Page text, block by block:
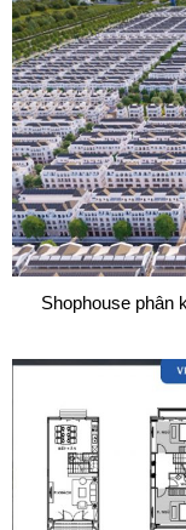
Shophouse phân